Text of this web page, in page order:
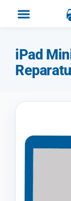
iPad